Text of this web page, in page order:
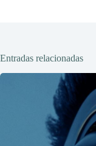
Entradas relacionadas